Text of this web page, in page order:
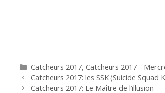
Catégories
Catcheurs 2017, Catcheurs 2017 -
Catcheurs 2017: les SSK (Suicide Squad
Catcheurs 2017: Le Maître de l’illusion